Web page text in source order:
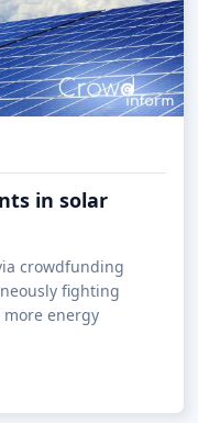
in solar
crowdfunding
fighting
energy